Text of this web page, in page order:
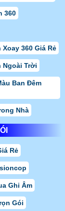
360
360 Giá Rẻ
Ngoài Trời
Ban Đêm
Nhà
Rẻ
Ghi Âm
Gói